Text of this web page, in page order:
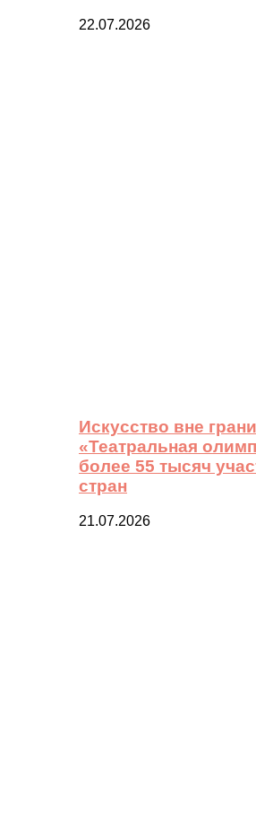
22.07.2026
Искусство вне
«Театральная
более 55 тысяч
стран
21.07.2026